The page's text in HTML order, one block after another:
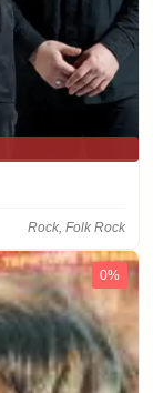
Rock, Folk Rock
0%